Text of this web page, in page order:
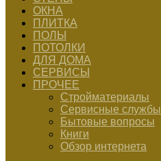
ОКНА
ПЛИТКА
ПОЛЫ
ПОТОЛКИ
ДЛЯ ДОМА
СЕРВИСЫ
ПРОЧЕЕ
Стройматериалы
Сервисные службы
Бытовые вопросы
Книги
Обзор интернета